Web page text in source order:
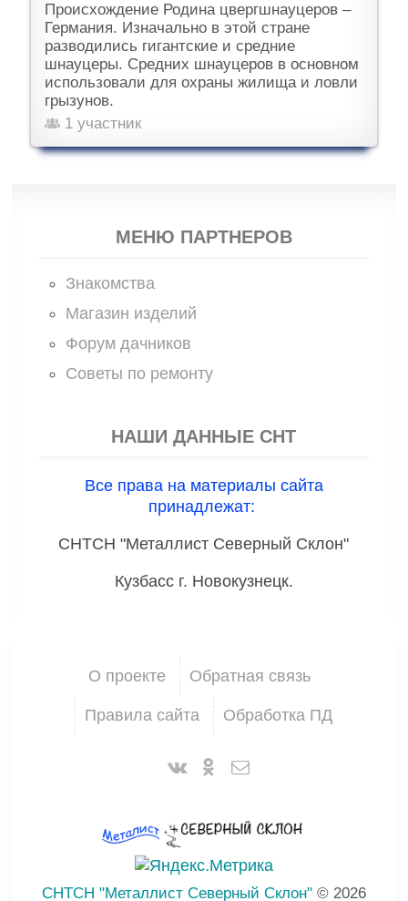
Происхождение Родина цвергшнауцеров –
Германия. Изначально в этой стране
разводились гигантские и средние
шнауцеры. Средних шнауцеров в основном
использовали для охраны жилища и ловли
грызунов.
1 участник
МЕНЮ ПАРТНЕРОВ
Знакомства
Магазин изделий
Форум дачников
Советы по ремонту
НАШИ ДАННЫЕ СНТ
Все права на материалы сайта
принадлежат:
СНТСН "Металлист Северный Склон"
Кузбасс г. Новокузнецк.
О проекте Обратная связь
Правила сайта Обработка ПД
СНТСН "Металлист Северный Склон"© 2026